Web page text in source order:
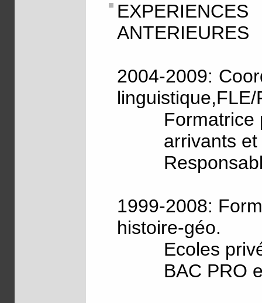
ANTERIEURES
2004-2009:
linguistique,FLE/
Formatrice
arrivants
1999-2008:
histoire-géo.
Ecoles
BAC PRO